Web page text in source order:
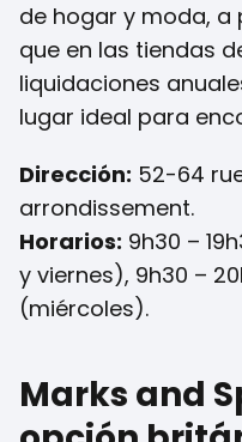
de hogar y moda, a
que en las tiendas
liquidaciones
lugar ideal para
Dirección: 52-64
arrondissement.
Horarios: 9h30 –
y viernes), 9h30 –
(miércoles).
Marks and